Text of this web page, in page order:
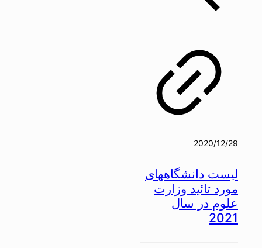
2020/12/29
لیست دانشگاههای
مورد تائید وزارت
علوم در سال
2021